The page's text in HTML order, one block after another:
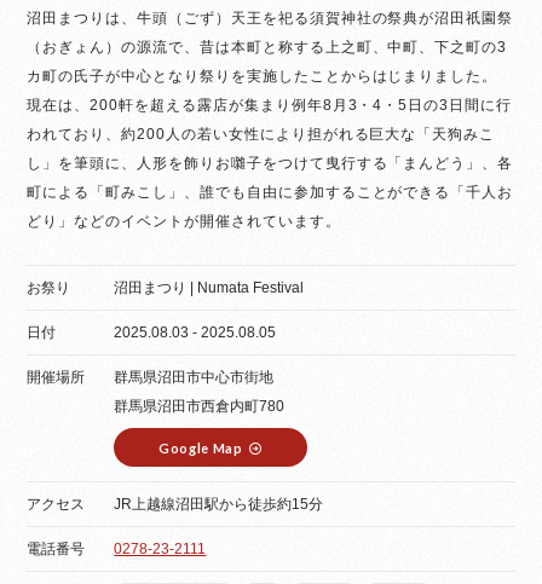
沼田まつりは、牛頭（ごず）天王を祀る須賀神社の祭典が沼田祇園祭
（おぎょん）の源流で、昔は本町と称する上之町、中町、下之町の3
カ町の氏子が中心となり祭りを実施したことからはじまりました。
現在は、200軒を超える露店が集まり例年8月3・4・5日の3日間に行
われており、約200人の若い女性により担がれる巨大な「天狗みこ
し」を筆頭に、人形を飾りお囃子をつけて曳行する「まんどう」、各
町による「町みこし」、誰でも自由に参加することができる「千人お
どり」などのイベントが開催されています。
お祭り 沼田まつり | Numata Festival
日付 2025.08.03 - 2025.08.05
開催場所
群馬県沼田市中心市街地
群馬県沼田市西倉内町780
Google Map
アクセス JR上越線沼田駅から徒歩約15分
電話番号 0278-23-2111